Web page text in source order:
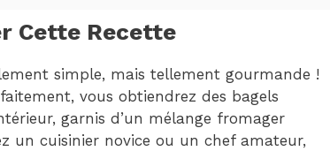
Cette Recette
simple, mais tellement gourmande !
vous obtiendrez des bagels
garnis d’un mélange fromager
un cuisinier novice ou un chef amateur,